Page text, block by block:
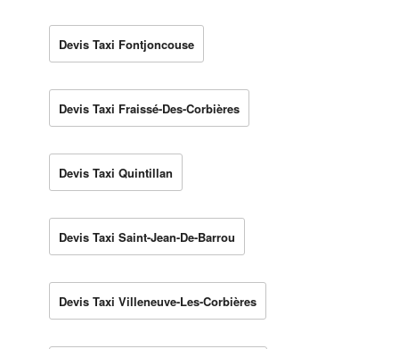
Devis Taxi Fontjoncouse
Devis Taxi Fraissé-Des-Corbières
Devis Taxi Quintillan
Devis Taxi Saint-Jean-De-Barrou
Devis Taxi Villeneuve-Les-Corbières